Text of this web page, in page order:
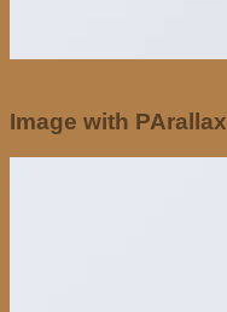
Image with PArallax